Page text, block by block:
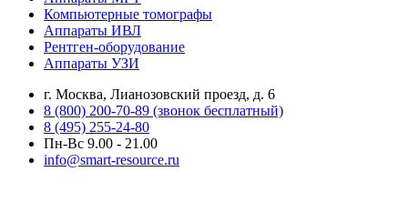
Компьютерные томографы
Аппараты ИВЛ
Рентген-оборудование
Аппараты УЗИ
г. Москва, Лианозовский проезд, д. 6
8 (800) 200-70-89 (звонок бесплатный)
8 (495) 255-24-80
Пн-Вс 9.00 - 21.00
info@smart-resource.ru